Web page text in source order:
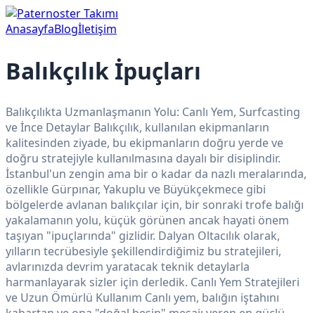
AnasayfaBlogİletişim
Balıkçılık İpuçları
Balıkçılıkta Uzmanlaşmanın Yolu: Canlı Yem, Surfcasting
ve İnce Detaylar Balıkçılık, kullanılan ekipmanların
kalitesinden ziyade, bu ekipmanların doğru yerde ve
doğru stratejiyle kullanılmasına dayalı bir disiplindir.
İstanbul'un zengin ama bir o kadar da nazlı meralarında,
özellikle Gürpınar, Yakuplu ve Büyükçekmece gibi
bölgelerde avlanan balıkçılar için, bir sonraki trofe balığı
yakalamanın yolu, küçük görünen ancak hayati önem
taşıyan "ipuçlarında" gizlidir. Dalyan Oltacılık olarak,
yılların tecrübesiyle şekillendirdiğimiz bu stratejileri,
avlarınızda devrim yaratacak teknik detaylarla
harmanlayarak sizler için derledik. Canlı Yem Stratejileri
ve Uzun Ömürlü Kullanım Canlı yem, balığın iştahını